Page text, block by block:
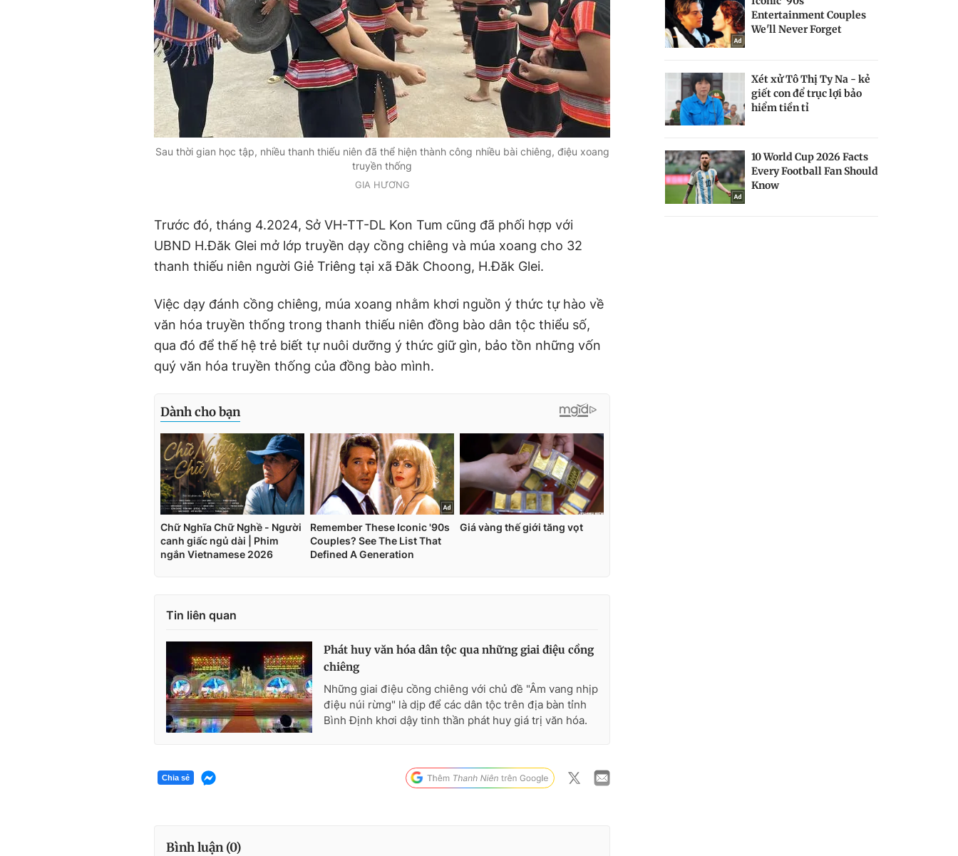
Sau thời gian học tập, nhiều thanh thiếu niên đã thể hiện thành công nhiều bài chiêng, điệu xoang
truyền thống
GIA HƯƠNG
Trước đó, tháng 4.2024, Sở VH-TT-DL Kon Tum cũng đã phối hợp với
UBND H.Đăk Glei mở lớp truyền dạy cồng chiêng và múa xoang cho 32
thanh thiếu niên người Giẻ Triêng tại xã Đăk Choong, H.Đăk Glei.
Việc dạy đánh cồng chiêng, múa xoang nhằm khơi nguồn ý thức tự hào về
văn hóa truyền thống trong thanh thiếu niên đồng bào dân tộc thiểu số,
qua đó để thế hệ trẻ biết tự nuôi dưỡng ý thức giữ gìn, bảo tồn những vốn
quý văn hóa truyền thống của đồng bào mình.
Tin liên quan
Phát huy văn hóa dân tộc qua những giai điệu cồng
chiêng
Những giai điệu cồng chiêng với chủ đề "Âm vang nhịp
điệu núi rừng" là dịp để các dân tộc trên địa bàn tỉnh
Bình Định khơi dậy tinh thần phát huy giá trị văn hóa.
Chia sẻ
Bình luận (0)